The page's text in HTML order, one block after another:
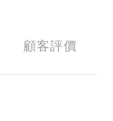
顧客評價